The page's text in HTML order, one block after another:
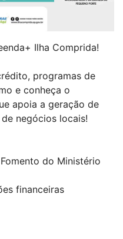
Ilha Comprida!
programas de
e conheça o
apoia a geração de
negócios locais!
do Ministério
financeiras